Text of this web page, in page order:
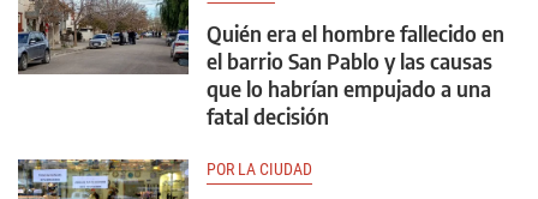
Quién era el hombre fallecido en
el barrio San Pablo y las causas
que lo habrían empujado a una
fatal decisión
POR LA CIUDAD